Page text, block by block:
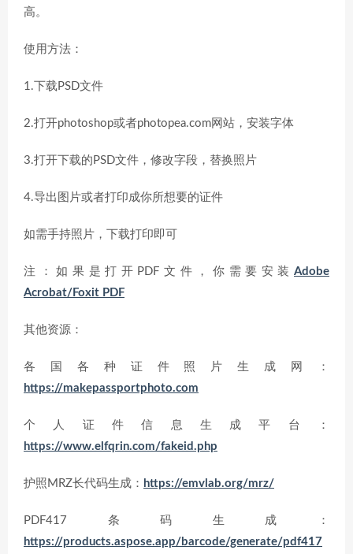
高。
使用方法：
1.下载PSD文件
2.打开photoshop或者photopea.com网站，安装字体
3.打开下载的PSD文件，修改字段，替换照片
4.导出图片或者打印成你所想要的证件
如需手持照片，下载打印即可
注：如果是打开PDF文件，你需要安装 Adobe
Acrobat/Foxit PDF
其他资源：
各国各种证件照片生成网：
https://makepassportphoto.com
个人证件信息生成平台：
https://www.elfqrin.com/fakeid.php
护照MRZ长代码生成： https://emvlab.org/mrz/
PDF417条码生成：
https://products.aspose.app/barcode/generate/pdf417